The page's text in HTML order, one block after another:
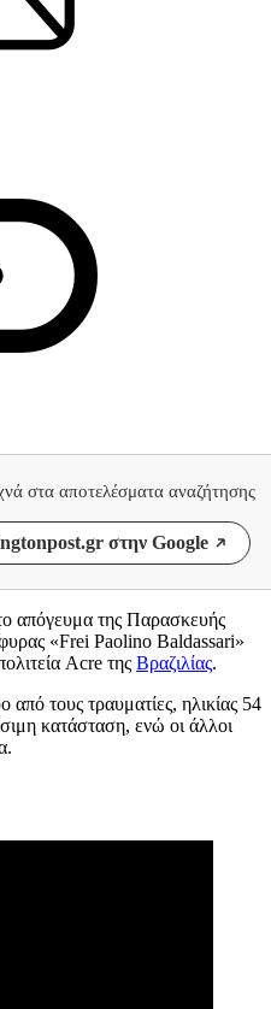
στα αποτελέσματα αναζήτησης
στην Google
απόγευμα της Παρασκευής
«Frei Paolino Baldassari»
Acre της Βραζιλίας.
από τους τραυματίες, ηλικίας 54
κατάσταση, ενώ οι άλλοι